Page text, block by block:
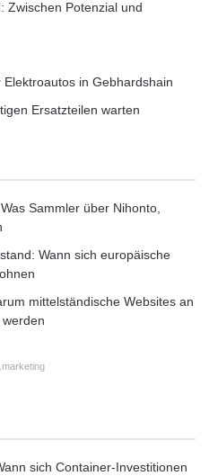
Zwischen Potenzial und
in Gebhardshain
Ersatzteilen warten
Sammler über Nihonto,
Wann sich europäische
mittelständische Websites an
sich Container-Investitionen